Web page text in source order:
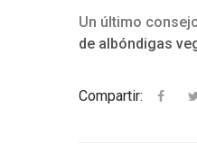
Un último
de albóndigas
Compartir: